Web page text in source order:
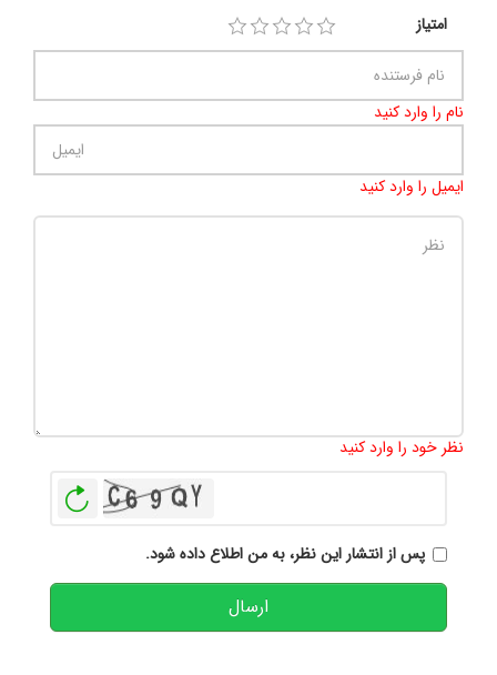
امتیاز
نام را وارد کنید
ایمیل را وارد کنید
نظر خود را وارد کنید
پس از انتشار این نظر، به من اطلاع داده شود.
ارسال